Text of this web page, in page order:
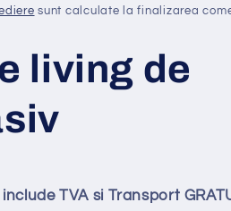
sunt calculate la finalizarea
living de
TVA si Transport